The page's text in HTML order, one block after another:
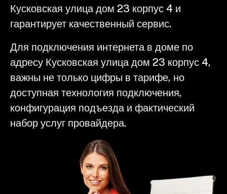
Кусковская улица дом 23 корпус 4 и
гарантирует качественный сервис.
Для подключения интернета в доме по
адресу Кусковская улица дом 23 корпус 4,
важны не только цифры в тарифе, но
доступная технология подключения,
конфигурация подъезда и фактический
набор услуг провайдера.